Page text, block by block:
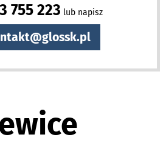
755 223 lub napisz